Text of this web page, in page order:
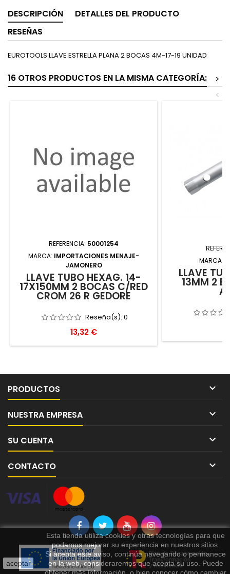
DESCRIPCIÓN
DETALLES DEL PRODUCTO
RESEÑAS
EUROTOOLS LLAVE ESTRELLA PLANA 2 BOCAS 4M-17-19 UNIDAD
16 OTROS PRODUCTOS EN LA MISMA CATEGORÍA:
>
<
REFERENCIA: 50001254
MARCA: IMPORTACIONES MENAJE-
JAMONERO
LLAVE TUBO HEXAG. 14-
17X150MM 2 BOCAS C/RED
CROM 26 R GEDORE
Reseña(s): 0
Precio
13,32 €
MARCA:
LLAVE
13MM 2
PRODUCTOS 
NUESTRA EMPRESA 
SU CUENTA 
CONTACTO 
aceptar
Esta tienda utiliza cookies y otras tecnologías para que
podamos mejorar su experiencia en nuestros sitios.
Si acepta este aviso, continúa navegando o permanece
en la web, consideraremos que acepta su uso. Puede